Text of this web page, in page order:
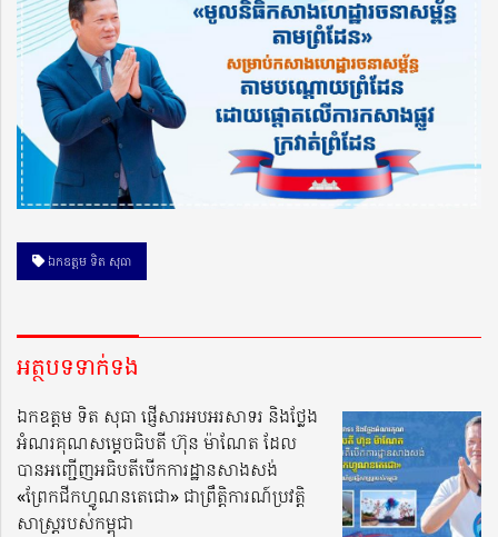
ឯកឧត្តម ទិត សុធា
អត្ថបទទាក់ទង
ឯកឧត្តម ទិត សុធា ផ្ញើសារអបអរសាទរ និងថ្លែង
អំណរគុណសម្តេចធិបតី ហ៊ុន ម៉ាណែត ដែល
បានអញ្ជើញអធិបតីបើកការដ្ឋានសាងសង់
«ព្រែកជីកហ្វូណនតេជោ» ជាព្រឹត្តិការណ៍ប្រវត្តិ
សាស្ដ្ររបស់កម្ពុជា